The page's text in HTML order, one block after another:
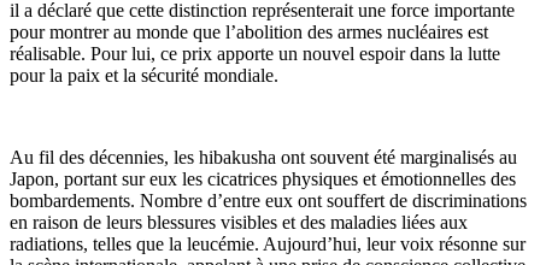
il a déclaré que cette distinction représenterait une force importante
pour montrer au monde que l’abolition des armes nucléaires est
réalisable. Pour lui, ce prix apporte un nouvel espoir dans la lutte
pour la paix et la sécurité mondiale.
Au fil des décennies, les hibakusha ont souvent été marginalisés au
Japon, portant sur eux les cicatrices physiques et émotionnelles des
bombardements. Nombre d’entre eux ont souffert de discriminations
en raison de leurs blessures visibles et des maladies liées aux
radiations, telles que la leucémie. Aujourd’hui, leur voix résonne sur